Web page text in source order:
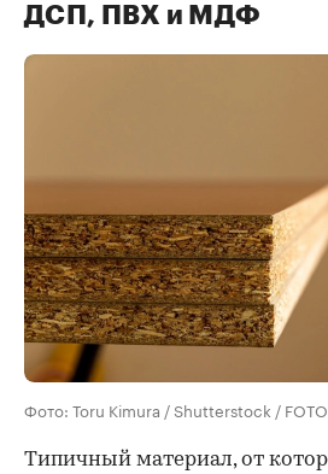
ДСП, ПВХ и МДФ
Фото: Toru Kimura / Shutterstock /
Типичный материал, от